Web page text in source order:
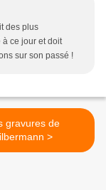
des plus
à ce jour et doit
sur son passé !
gravures de
Silbermann >